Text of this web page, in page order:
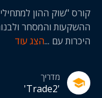
קורס "שוק ההון
ההשקעות והמסחר
היכרות עם ...הצג עוד
מדריך
'Trade2'